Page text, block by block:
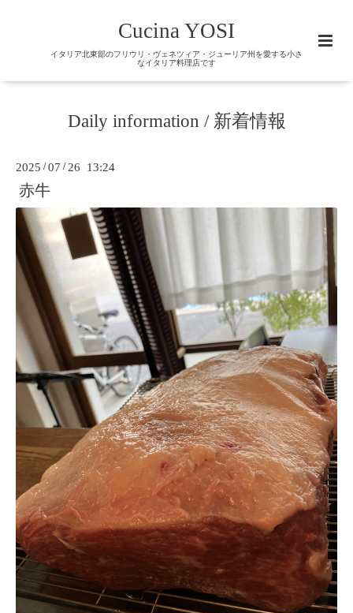
Cucina YOSI
イタリア北東部のフリウリ・ヴェネツィア・ジューリア州を愛する小さ
なイタリア料理店です
Daily information / 新着情報
2025 /07 / 26 13:24
赤牛